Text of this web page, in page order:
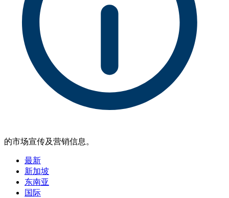
的市场宣传及营销信息。
最新
新加坡
东南亚
国际